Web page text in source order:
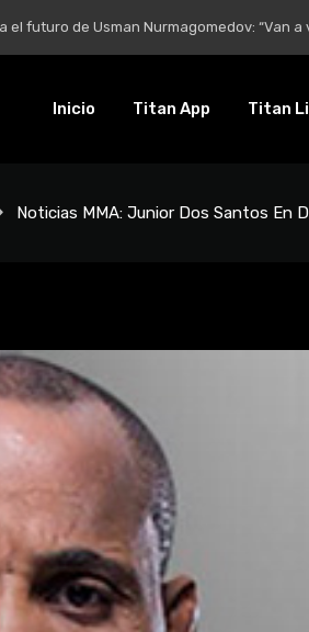
de Usman Nurmagomedov: “Van a ver en
Inicio Titan App Titan
Noticias MMA: Junior Dos Santos En